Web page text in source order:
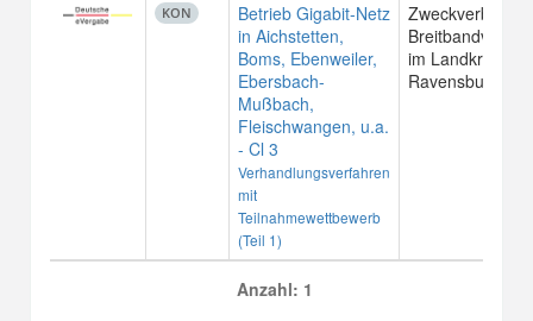
KON
Betrieb Gigabit-Netz
in Aichstetten,
Boms, Ebenweiler,
Ebersbach-
Mußbach,
Fleischwangen, u.a.
- Cl 3
Verhandlungsverfahren
mit
Teilnahmewettbewerb
(Teil 1)
Zweckverband
im Landkreis
Ravensburg
Anzahl: 1